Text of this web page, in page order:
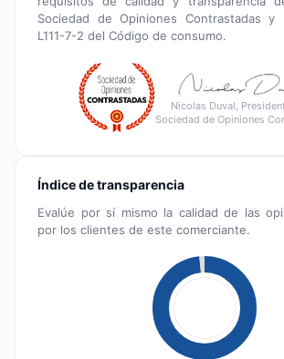
Sociedad de Opiniones Contrastadas
L111-7-2 del Código de consumo.
Nicolas Duval,
Sociedad de Opiniones
Índice de transparencia
Evalúe por sí mismo la calidad de las
por los clientes de este comerciante.